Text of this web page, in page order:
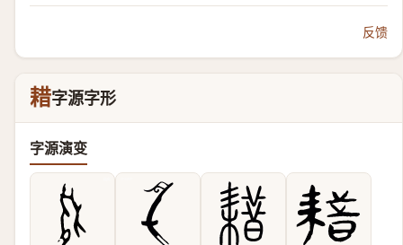
反馈
耤字源字形
字源演变